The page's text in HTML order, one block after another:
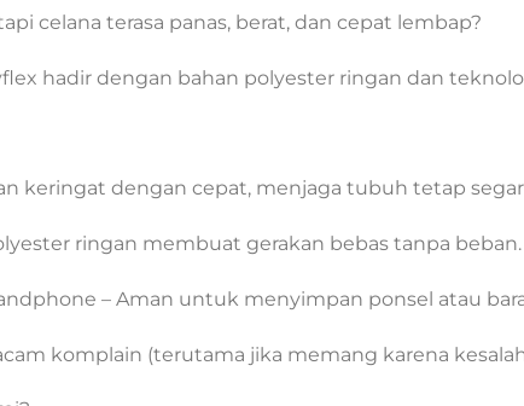
celana terasa panas, berat, dan cepat lembap?
hadir dengan bahan polyester ringan dan
keringat dengan cepat, menjaga tubuh tetap
ringan membuat gerakan bebas tanpa beban.
– Aman untuk menyimpan ponsel atau
komplain (terutama jika memang karena